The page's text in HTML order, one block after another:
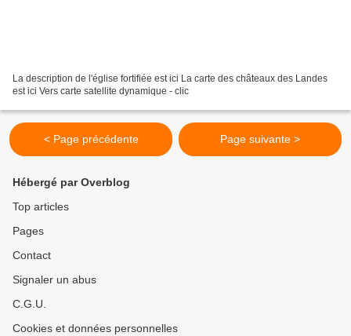
La description de l'église fortifiée est ici La carte des châteaux des Landes
est ici Vers carte satellite dynamique - clic
< Page précédente Page suivante >
Hébergé par Overblog
Top articles
Pages
Contact
Signaler un abus
C.G.U.
Cookies et données personnelles